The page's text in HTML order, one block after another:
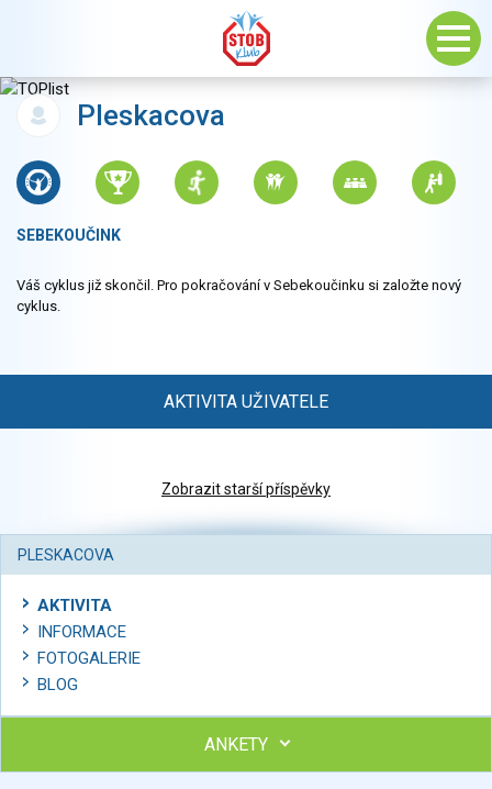
Pleskacova
SEBEKOUČINK
Váš cyklus již skončil. Pro pokračování v Sebekoučinku si založte nový
cyklus.
AKTIVITA UŽIVATELE
Zobrazit starší příspěvky
PLESKACOVA
AKTIVITA
INFORMACE
FOTOGALERIE
BLOG
ANKETY